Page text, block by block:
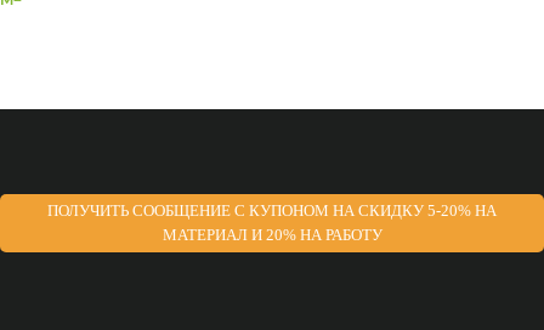
ПОЛУЧИТЬ СООБЩЕНИЕ С КУПОНОМ НА СКИДКУ 5-20% НА
МАТЕРИАЛ И 20% НА РАБОТУ